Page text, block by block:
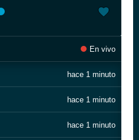
En vivo
hace 1 minuto
hace 1 minuto
hace 1 minuto